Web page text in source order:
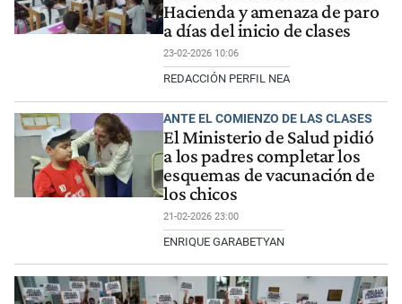
Hacienda y amenaza de paro
a días del inicio de clases
23-02-2026 10:06
REDACCIÓN PERFIL NEA
ANTE EL COMIENZO DE LAS CLASES
El Ministerio de Salud pidió
a los padres completar los
esquemas de vacunación de
los chicos
21-02-2026 23:00
ENRIQUE GARABETYAN